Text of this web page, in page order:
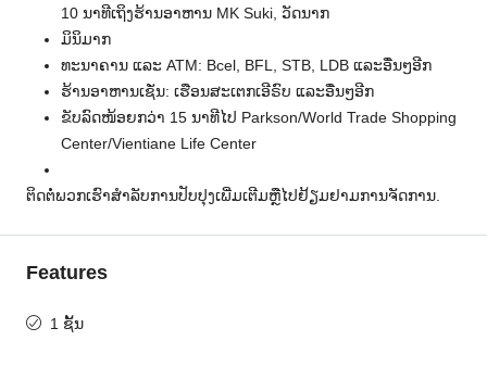
10 ນາທີເຖິງຮ້ານອາຫານ MK Suki, ວັດນາກ
ມິນິມາກ
ທະນາຄານ ແລະ ATM: Bcel, BFL, STB, LDB ແລະອື່ນໆອີກ
ຮ້ານອາຫານເຊັ່ນ: ເຮືອນສະເຕກເອີຣົບ ແລະອື່ນໆອີກ
ຂັບລົດໜ້ອຍກວ່າ 15 ນາທີໄປ Parkson/World Trade Shopping
Center/Vientiane Life Center
ຕິດຕໍ່ພວກເຮົາສໍາລັບການປັບປຸງເພີ່ມເຕີມຫຼືໄປຢ້ຽມຢາມການຈັດການ.
Features
1 ຊັ້ນ